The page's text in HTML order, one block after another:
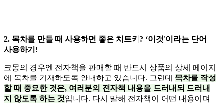
2. 목차를 만들 때 사용하면 좋은 치트키? ‘이것'이라는 단어
사용하기!
크몽의 경우엔 전자책을 판매할 때 반드시 상품의 상세 페이지
에 목차를 기재하도록 안내하고 있습니다. 그런데 목차를 작성
할 때 중요한 것은, 여러분의 전자책 내용을 드러내되 드러내
지 않도록 하는 것입니다. 다시 말해 전자책이 어떤 내용이며